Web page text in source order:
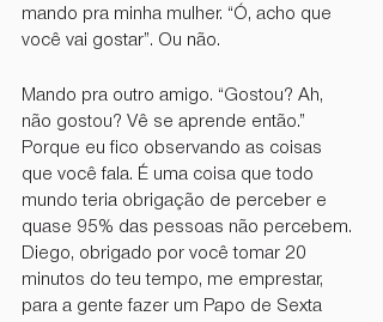
mando pra minha mulher. “Ó, acho que
você vai gostar”. Ou não.
Mando pra outro amigo. “Gostou? Ah,
não gostou? Vê se aprende então.”
Porque eu fico observando as coisas
que você fala. É uma coisa que todo
mundo teria obrigação de perceber e
quase 95% das pessoas não percebem.
Diego, obrigado por você tomar 20
minutos do teu tempo, me emprestar,
para a gente fazer um Papo de Sexta